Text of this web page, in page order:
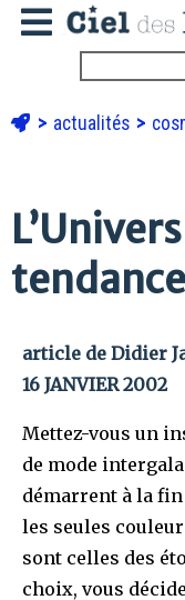
actualités
article de Didier
16 JANVIER 2002
Mettez-vous un
de mode
démarrent à la fin
les seules
sont celles des
choix, vous